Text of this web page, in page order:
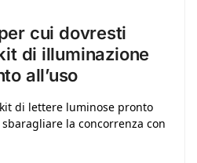
cui dovresti
di illuminazione
all’uso
di lettere luminose pronto
la concorrenza con